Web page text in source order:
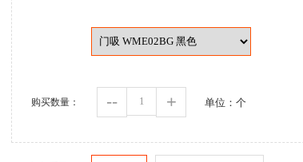
购买数量： -- + 单位：个